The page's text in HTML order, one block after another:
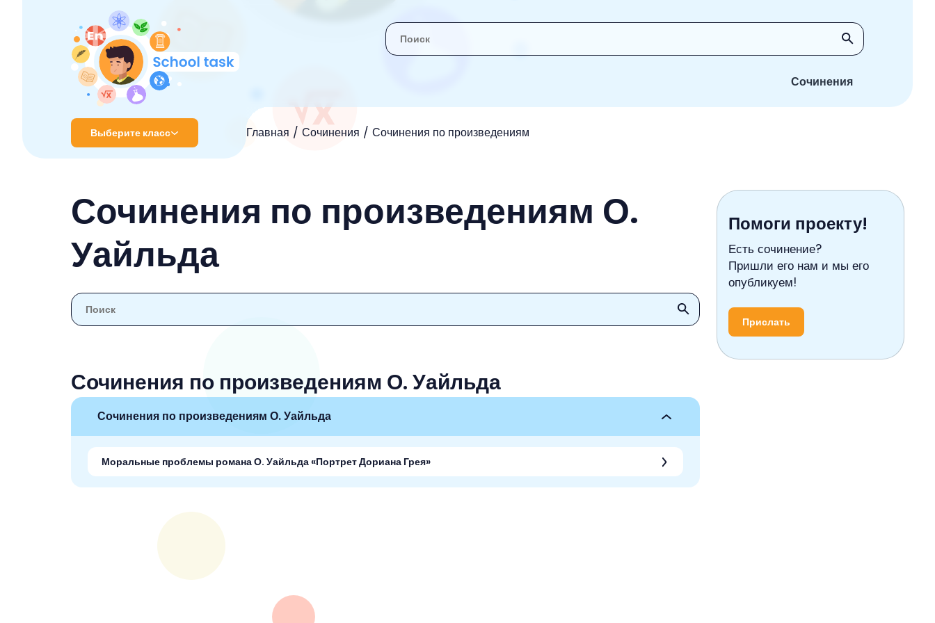
Сочинения
Выберите класс Главная Сочинения Сочинения по произведениям
2 класс
4 класс
5 класс
8 класс
10 класс
11 класс
Сочинения по произведениям О.
Уайльда
Сочинения по произведениям О. Уайльда
Сочинения по произведениям О. Уайльда
Моральные проблемы романа О. Уайльда «Портрет Дориана Грея»
Помоги проекту!
Есть сочинение?
Пришли его нам и мы его
опубликуем!
Прислать